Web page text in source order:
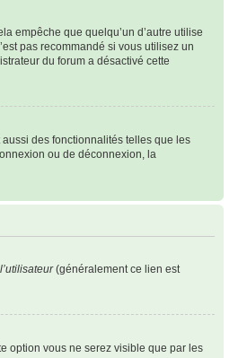
empêche que quelqu’un d’autre utilise
pas recommandé si vous utilisez un
du forum a désactivé cette
des fonctionnalités telles que les
ou de déconnexion, la
(généralement ce lien est
option vous ne serez visible que par les